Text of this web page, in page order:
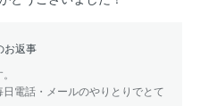
お返事
電話・メールのやりとりでとて